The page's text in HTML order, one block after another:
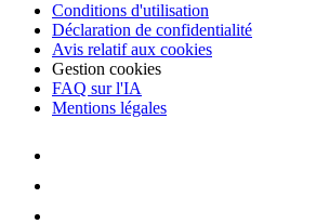
Conditions d'utilisation
Déclaration de confidentialité
Avis relatif aux cookies
Gestion cookies
FAQ sur l'IA
Mentions légales